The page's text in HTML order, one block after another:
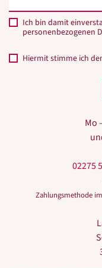
Ich bin damit
personenbezogenen
Hiermit stimme ich
Mo
02275
Zahlungsmethode